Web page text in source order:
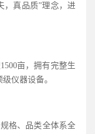
，真品质”理念，进
1500亩，拥有完整生
仪器设备。
格、品类全体系全